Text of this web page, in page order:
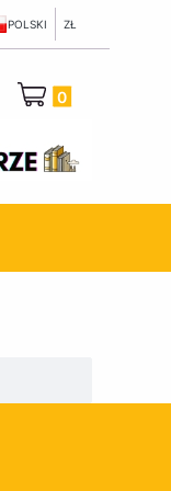
POLSKI ZŁ
Produkty w